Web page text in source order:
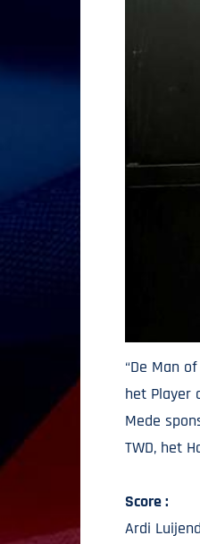
“De Man
het Player
Mede
TWD, het
Score :
Ardi